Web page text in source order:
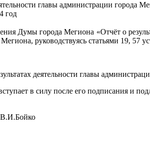
главы администрации города
год
Думы города Мегиона «Отчёт о
руководствуясь статьями 19, 57
деятельности главы
в силу после его подписания и
В.И.Бойко